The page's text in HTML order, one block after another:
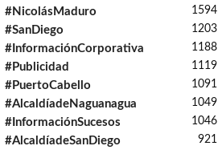
#NicolásMaduro 1594
#SanDiego 1203
#InformaciónCorporativa 1188
#Publicidad 1119
#PuertoCabello 1091
#AlcaldíadeNaguanagua 1049
#InformaciónSucesos 1046
#AlcaldíadeSanDiego 921